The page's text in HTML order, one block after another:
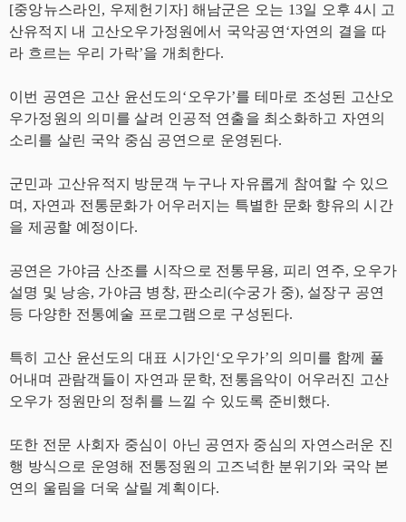
[중앙뉴스라인, 우제헌기자] 해남군은 오는 13일 오후 4시 고
산유적지 내 고산오우가정원에서 국악공연‘자연의 결을 따
라 흐르는 우리 가락’을 개최한다.
이번 공연은 고산 윤선도의‘오우가’를 테마로 조성된 고산오
우가정원의 의미를 살려 인공적 연출을 최소화하고 자연의
소리를 살린 국악 중심 공연으로 운영된다.
군민과 고산유적지 방문객 누구나 자유롭게 참여할 수 있으
며, 자연과 전통문화가 어우러지는 특별한 문화 향유의 시간
을 제공할 예정이다.
공연은 가야금 산조를 시작으로 전통무용, 피리 연주, 오우가
설명 및 낭송, 가야금 병창, 판소리(수궁가 중), 설장구 공연
등 다양한 전통예술 프로그램으로 구성된다.
특히 고산 윤선도의 대표 시가인‘오우가’의 의미를 함께 풀
어내며 관람객들이 자연과 문학, 전통음악이 어우러진 고산
오우가 정원만의 정취를 느낄 수 있도록 준비했다.
또한 전문 사회자 중심이 아닌 공연자 중심의 자연스러운 진
행 방식으로 운영해 전통정원의 고즈넉한 분위기와 국악 본
연의 울림을 더욱 살릴 계획이다.